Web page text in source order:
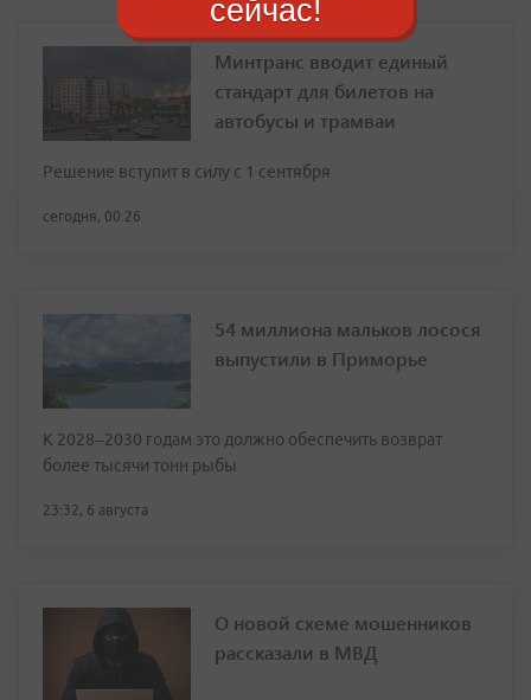
Минтранс вводит единый
стандарт для билетов на
автобусы и трамваи
Решение вступит в силу с 1 сентября
сегодня, 00:26
54 миллиона мальков лосося
выпустили в Приморье
К 2028–2030 годам это должно обеспечить возврат
более тысячи тонн рыбы
23:32, 6 августа
О новой схеме мошенников
рассказали в МВД
сейчас!